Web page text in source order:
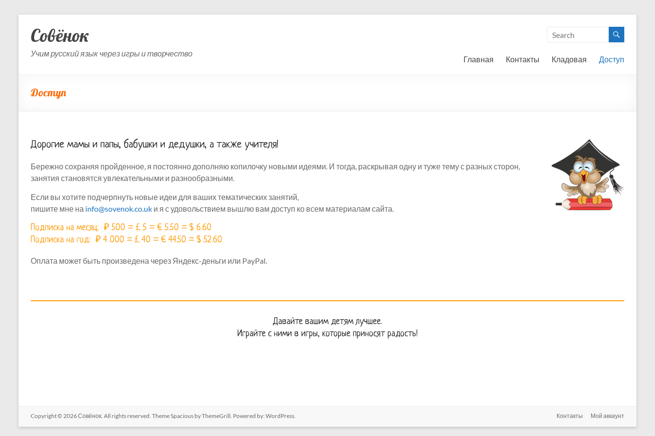
content
Совёнок
Учим русский язык через игры и творчество
Главная Контакты Кладовая Доступ
Доступ
Дорогие мамы и папы, бабушки и дедушки, а также учителя!
Бережно сохраняя пройденное, я постоянно дополняю копилочку новыми идеями. И тогда, раскрывая одну и туже тему с разных сторон,
занятия становятся увлекательными и разнообразными.
Если вы хотите подчерпнуть новые идеи для ваших тематических занятий,
пишите мне на info@sovenok.co.uk и я с удовольствием вышлю вам доступ ко всем материалам сайта.
Подписка на месяц: ₽ 500 = £ 5 = € 5.50 = $ 6.60
Подписка на год: ₽ 4 000 = £ 40 = € 44.50 = $ 52.60
Оплата может быть произведена через Яндекс-деньги или PayPal.
Давайте вашим детям лучшее.
Играйте с ними в игры, которые приносят радость!
Copyright © 2026Совёнок. All rights reserved. ThemeSpacious by ThemeGrill. Powered by: WordPress. Контакты Мой аккаунт